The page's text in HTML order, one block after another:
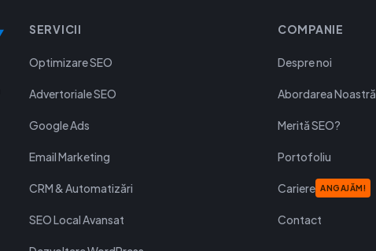
SERVICII
Optimizare SEO
Advertoriale SEO
Google Ads
Email Marketing
CRM & Automatizări
SEO Local Avansat
COMPANIE
Despre noi
Abordarea Noastră
Merită SEO?
Portofoliu
Cariere ANGAJĂM!
Contact